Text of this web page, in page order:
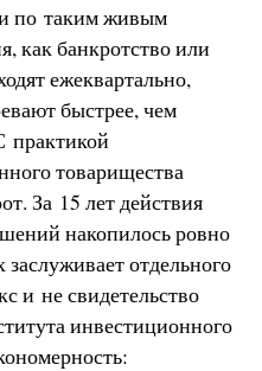
по таким живым
как банкротство или
ежеквартально,
быстрее, чем
практикой
товарищества
За 15 лет действия
накопилось ровно
отдельного
и не свидетельство
инвестиционного